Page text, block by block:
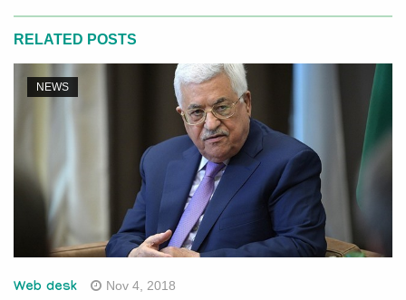
RELATED POSTS
NEWS
Web desk Nov 4, 2018